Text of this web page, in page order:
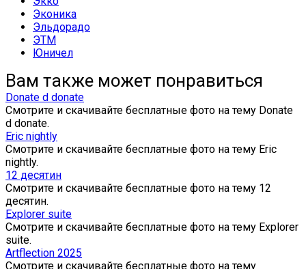
Эконика
Эльдорадо
ЭТМ
Юничел
Вам также может понравиться
Donate d donate
Смотрите и скачивайте бесплатные фото на тему Donate
d donate.
Eric nightly
Смотрите и скачивайте бесплатные фото на тему Eric
nightly.
12 десятин
Смотрите и скачивайте бесплатные фото на тему 12
десятин.
Explorer suite
Смотрите и скачивайте бесплатные фото на тему Explorer
suite.
Artflection 2025
Смотрите и скачивайте бесплатные фото на тему